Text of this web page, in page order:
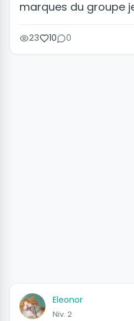
marques du groupe
23 10 0
Eleonor
Niv. 2